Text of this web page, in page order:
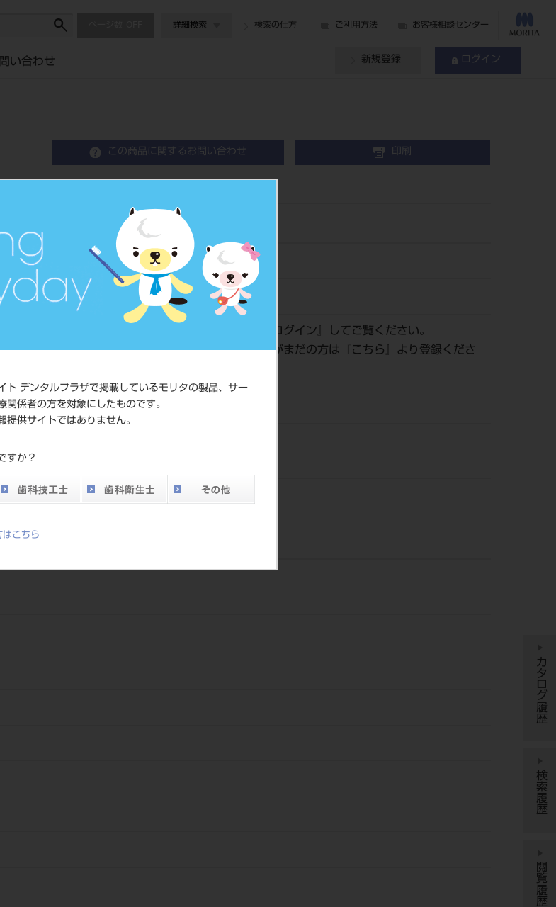
ト デンタルプラザで掲載しているモリタの製品、サー
関係者の方を対象にしたものです。
提供サイトではありません。
すか？
はこちら
詳細検索 検索の仕方 ご利用方法 お客様相談センター
い合わせ 新規登録 ログイン
この商品に関するお問い合わせ 印刷
Resin Anterior Teeth
品目コード 204350038513
JAN/EANコード 4548162008268
標準価格
ログイン 』してご覧ください。
ネット会員登録がまだの方は『
こちら
』より登録くださ
メーカー
カタログ履歴
検索履歴
閲覧履歴